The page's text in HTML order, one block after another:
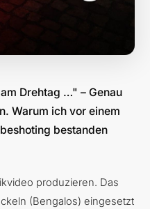
Drehtag …" – Genau
Warum ich vor einem
bestanden
produzieren. Das
(Bengalos) eingesetzt